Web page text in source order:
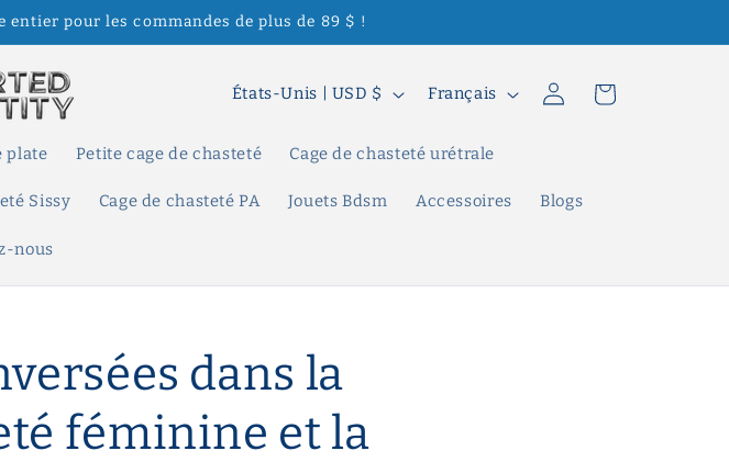
pour les commandes de plus de 89 $ !
plate Petite cage de chasteté Cage de chasteté urétrale
Sissy Cage de chasteté PA Jouets Bdsm Accessoires Blogs
nous
P
y
s
i
n
États-Unis | USD $
L
n
g
Français ConnexionPanier
dans la
féminine et la